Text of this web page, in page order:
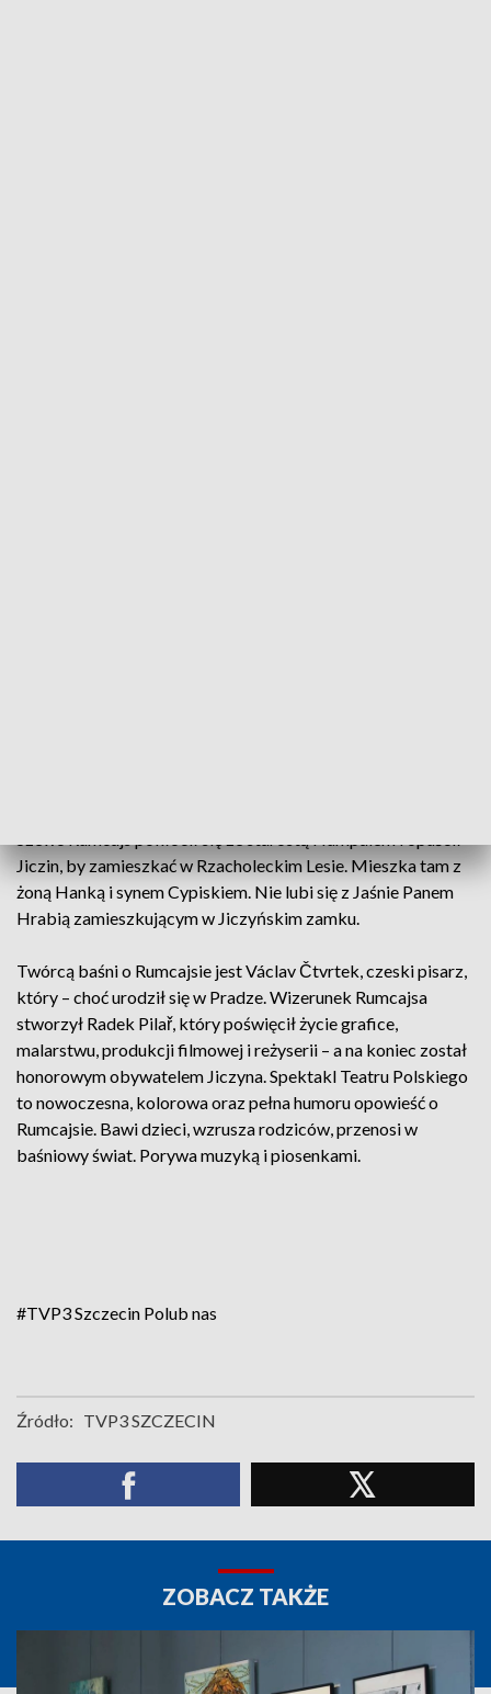
Jiczin, by zamieszkać w Rzacholeckim Lesie. Mieszka tam z
żoną Hanką i synem Cypiskiem. Nie lubi się z Jaśnie Panem
Hrabią zamieszkującym w Jiczyńskim zamku.
Twórcą baśni o Rumcajsie jest Václav Čtvrtek, czeski pisarz,
który – choć urodził się w Pradze. Wizerunek Rumcajsa
stworzył Radek Pilař, który poświęcił życie grafice,
malarstwu, produkcji filmowej i reżyserii – a na koniec został
honorowym obywatelem Jiczyna. Spektakl Teatru Polskiego
to nowoczesna, kolorowa oraz pełna humoru opowieść o
Rumcajsie. Bawi dzieci, wzrusza rodziców, przenosi w
baśniowy świat. Porywa muzyką i piosenkami.
#TVP3 Szczecin Polub nas
Źródło: TVP3 SZCZECIN
ZOBACZ TAKŻE